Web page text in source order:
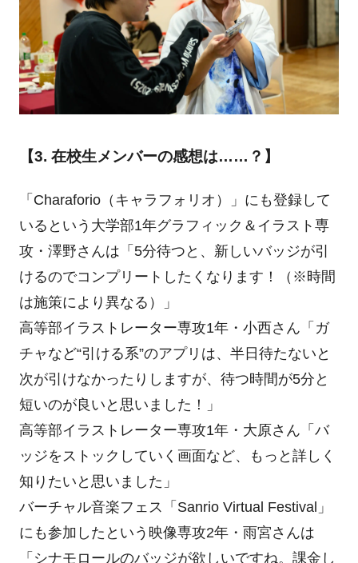
【3. 在校生メンバーの感想は……？】
「Charaforio（キャラフォリオ）」にも登録して
いるという大学部1年グラフィック＆イラスト専
攻・澤野さんは「5分待つと、新しいバッジが引
けるのでコンプリートしたくなります！（※時間
は施策により異なる）」
高等部イラストレーター専攻1年・小西さん「ガ
チャなど“引ける系”のアプリは、半日待たないと
次が引けなかったりしますが、待つ時間が5分と
短いのが良いと思いました！」
高等部イラストレーター専攻1年・大原さん「バ
ッジをストックしていく画面など、もっと詳しく
知りたいと思いました」
バーチャル音楽フェス「Sanrio Virtual Festival」
にも参加したという映像専攻2年・雨宮さんは
「シナモロールのバッジが欲しいですね。課金し